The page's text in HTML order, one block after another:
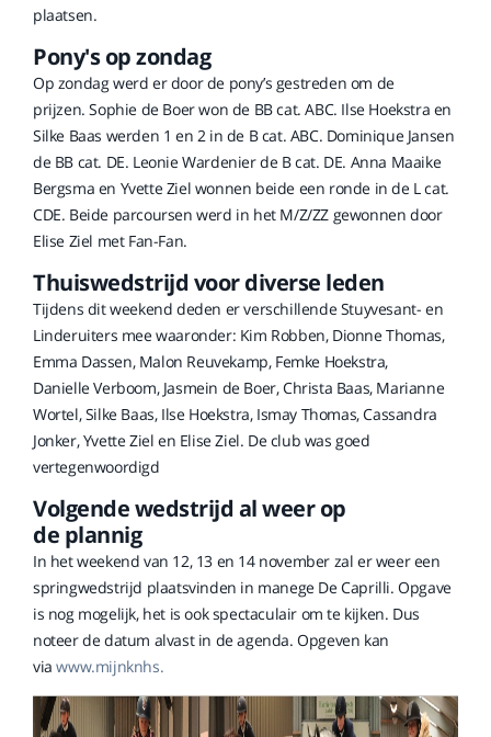
plaatsen.
Pony's op zondag
Op zondag werd er door de pony’s gestreden om de
prijzen. Sophie de Boer won de BB cat. ABC. Ilse Hoekstra en
Silke Baas werden 1 en 2 in de B cat. ABC. Dominique Jansen
de BB cat. DE. Leonie Wardenier de B cat. DE. Anna Maaike
Bergsma en Yvette Ziel wonnen beide een ronde in de L cat.
CDE. Beide parcoursen werd in het M/Z/ZZ gewonnen door
Elise Ziel met Fan-Fan.
Thuiswedstrijd voor diverse leden
Tijdens dit weekend deden er verschillende Stuyvesant- en
Linderuiters mee waaronder: Kim Robben, Dionne Thomas,
Emma Dassen, Malon Reuvekamp, Femke Hoekstra,
Danielle Verboom, Jasmein de Boer, Christa Baas, Marianne
Wortel, Silke Baas, Ilse Hoekstra, Ismay Thomas, Cassandra
Jonker, Yvette Ziel en Elise Ziel. De club was goed
vertegenwoordigd
Volgende wedstrijd al weer op
de plannig
In het weekend van 12, 13 en 14 november zal er weer een
springwedstrijd plaatsvinden in manege De Caprilli. Opgave
is nog mogelijk, het is ook spectaculair om te kijken. Dus
noteer de datum alvast in de agenda. Opgeven kan
viawww.mijnknhs.